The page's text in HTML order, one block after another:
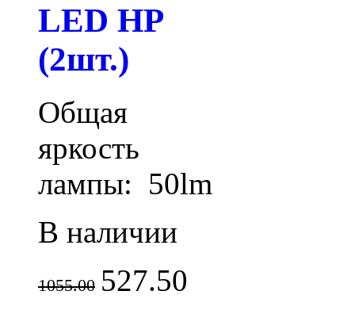
LED HP
(2шт.)
Общая
яркость
лампы: 50lm
В наличии
1055.00 527.50